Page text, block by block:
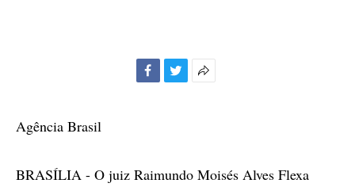
Agência Brasil
BRASÍLIA - O juiz Raimundo Moisés Alves Flexa